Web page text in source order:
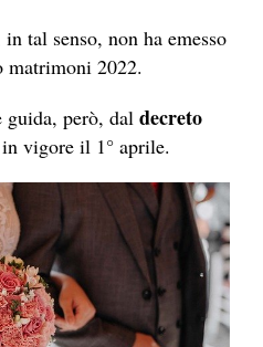
tal senso, non ha emesso
matrimoni 2022.
però, dal decreto
vigore il 1° aprile.